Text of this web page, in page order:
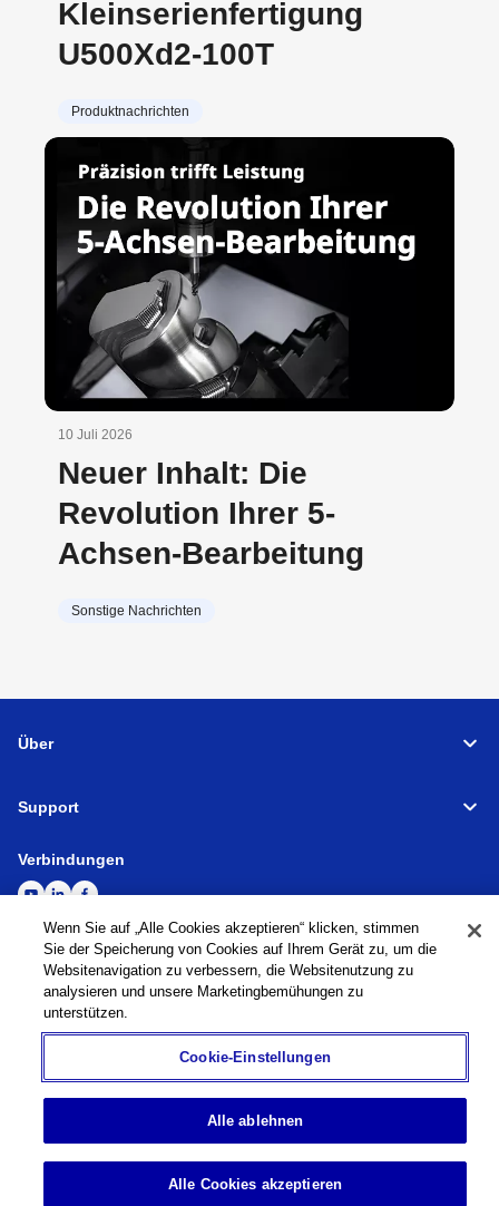
Kleinserienfertigung
U500Xd2-100T
Produktnachrichten
10 Juli 2026
Neuer Inhalt: Die
Revolution Ihrer 5-
Achsen-Bearbeitung
Sonstige Nachrichten
Über
Support
Verbindungen
Werkzeugmaschinen Globales Netzwerk
Datenschutzrichtlinie
Cookie-Richtlinie Nutzungsbedingungen Sitemap Zur globalen Website
©1995-2026Brother Industries, Ltd. All Rights Reserved.
Wenn Sie auf „Alle Cookies akzeptieren“ klicken, stimmen
Sie der Speicherung von Cookies auf Ihrem Gerät zu, um die
Websitenavigation zu verbessern, die Websitenutzung zu
analysieren und unsere Marketingbemühungen zu
unterstützen.
Cookie-Einstellungen
Alle ablehnen
Alle Cookies akzeptieren